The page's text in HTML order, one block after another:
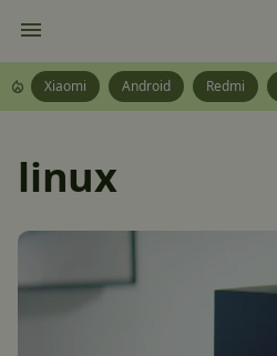
Xiaomi Android Redmi
linux